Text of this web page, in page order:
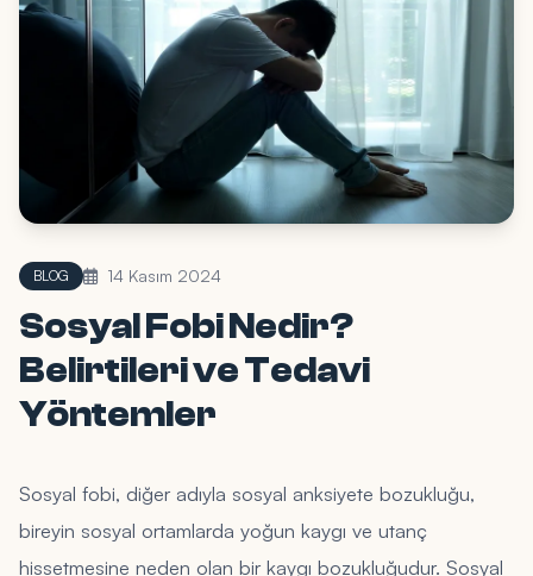
BLOG 14 Kasım 2024
Sosyal Fobi Nedir?
Belirtileri ve Tedavi
Yöntemler
Sosyal fobi, diğer adıyla sosyal anksiyete bozukluğu,
bireyin sosyal ortamlarda yoğun kaygı ve utanç
hissetmesine neden olan bir kaygı bozukluğudur. Sosyal